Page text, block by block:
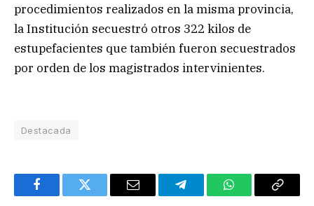
procedimientos realizados en la misma provincia,
la Institución secuestró otros 322 kilos de
estupefacientes que también fueron secuestrados
por orden de los magistrados intervinientes.
Destacada
FacebookTwitter Email TelegramWhatsAppCopy